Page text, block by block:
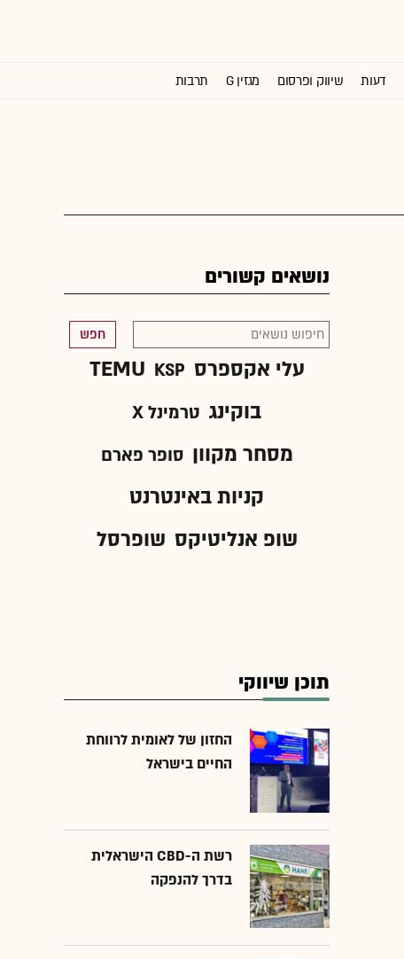
דעות שיווק ופרסום מגזין G תרבות
נושאים קשורים
חפש
עלי אקספרס KSP
TEMU
בוקינג טרמינל X
מסחר מקוון סופר פארם
קניות באינטרנט
שופ אנליטיקס שופרסל
תוכן שיווקי
החזון של לאומית לרווחת
החיים בישראל
רשת ה-CBD הישראלית
בדרך להנפקה